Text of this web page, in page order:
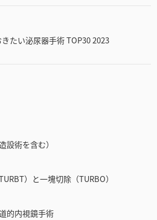
たい泌尿器手術 TOP30 2023
設術を含む）
）と一塊切除（TURBO）
的内視鏡手術